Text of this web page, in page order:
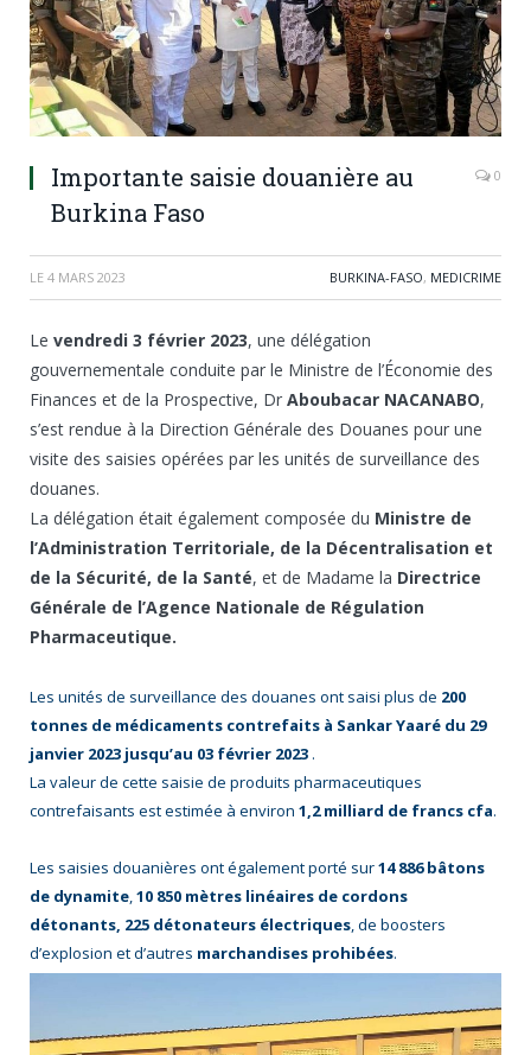
Importante saisie douanière au
Burkina Faso
0
LE 4 MARS 2023 BURKINA-FASO, MEDICRIME
Le vendredi 3 février 2023, une délégation
gouvernementale conduite par le Ministre de l’Économie des
Finances et de la Prospective, Dr Aboubacar NACANABO,
s’est rendue à la Direction Générale des Douanes pour une
visite des saisies opérées par les unités de surveillance des
douanes.
La délégation était également composée du Ministre de
l’Administration Territoriale, de la Décentralisation et
de la Sécurité, de la Santé, et de Madame la Directrice
Générale de l’Agence Nationale de Régulation
Pharmaceutique.
Les unités de surveillance des douanes ont saisi plus de 200
tonnes de médicaments contrefaits à Sankar Yaaré du 29
janvier 2023 jusqu’au 03 février 2023 .
La valeur de cette saisie de produits pharmaceutiques
contrefaisants est estimée à environ 1,2 milliard de francs cfa.
Les saisies douanières ont également porté sur14 886 bâtons
de dynamite,10 850 mètres linéaires de cordons
détonants, 225 détonateurs électriques, de boosters
d’explosion et d’autres marchandises prohibées.